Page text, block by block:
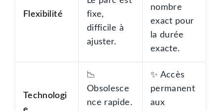
Flexibilité
fixe,
difficile à
ajuster.
nombre
exact pour
la durée
exacte.
Technologi
e
📉
Obsolesce
nce rapide.
✨ Accès
permanent
aux